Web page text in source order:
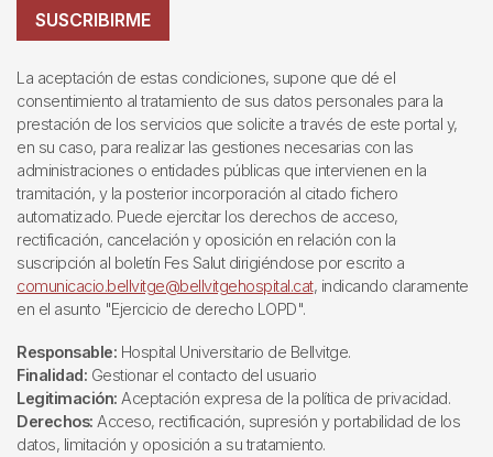
SUSCRIBIRME
La aceptación de estas condiciones, supone que dé el
consentimiento al tratamiento de sus datos personales para la
prestación de los servicios que solicite a través de este portal y,
en su caso, para realizar las gestiones necesarias con las
administraciones o entidades públicas que intervienen en la
tramitación, y la posterior incorporación al citado fichero
automatizado. Puede ejercitar los derechos de acceso,
rectificación, cancelación y oposición en relación con la
suscripción al boletín Fes Salut dirigiéndose por escrito a
comunicacio.bellvitge@bellvitgehospital.cat, indicando claramente
en el asunto "Ejercicio de derecho LOPD".
Responsable: Hospital Universitario de Bellvitge.
Finalidad: Gestionar el contacto del usuario
Legitimación: Aceptación expresa de la política de privacidad.
Derechos: Acceso, rectificación, supresión y portabilidad de los
datos, limitación y oposición a su tratamiento.